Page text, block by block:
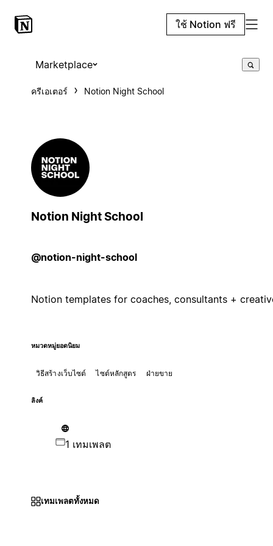
ใช้ Notion ฟรี
Marketplace
ครีเอเตอร์ Notion Night School
Notion Night School
@notion-night-school
Notion templates for coaches, consultants +
หมวดหมู่ยอดนิยม
วิธีสร้างเว็บไซต์ ไซต์หลักสูตร ฝ่ายขาย
ลิงค์
1 เทมเพลต
เทมเพลตทั้งหมด